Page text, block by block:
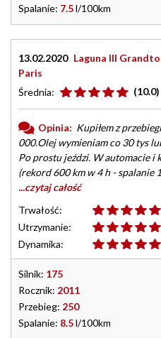
Spalanie: 7.5l/100km
13.02.2020 Laguna III
Paris
Średnia:
(10.0)
Opinia: Kupiłem z
000.Olej wymieniam co 30 tys
Po prostu jeździ. W automacie i
(rekord 600 km w 4 h - spalanie
...czytaj całość
Trwałość:
Utrzymanie:
Dynamika:
Silnik: 175
Rocznik: 2011
Przebieg: 250
Spalanie: 8.5l/100km